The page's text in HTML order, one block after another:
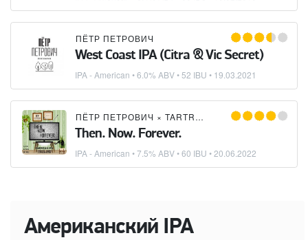
ПЁТР ПЕТРОВИЧ
West Coast IPA (Citra & Vic Secret)
IPA - American • 6.0% ABV • 52 IBU • 19.03.2021
ПЁТР ПЕТРОВИЧ × TARTROOM
Then. Now. Forever.
IPA - American • 7.5% ABV • 60 IBU •20.06.2022
Американский IPA